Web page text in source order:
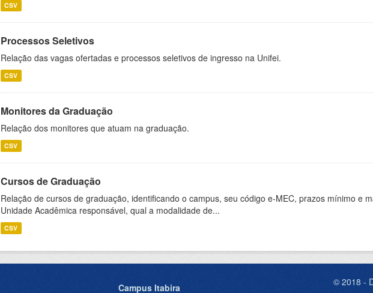
CSV
Processos Seletivos
Relação das vagas ofertadas e processos seletivos de ingresso na Unifei.
CSV
Monitores da Graduação
Relação dos monitores que atuam na graduação.
CSV
Cursos de Graduação
Relação de cursos de graduação, identificando o campus, seu código e-MEC, prazos mínimo e
Unidade Acadêmica responsável, qual a modalidade de...
CSV
Campus Itabira © 2018 -